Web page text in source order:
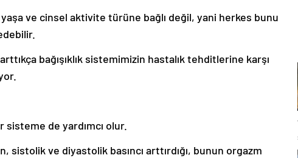
yaşa ve cinsel aktivite türüne bağlı değil, yani herkes bunu
arttıkça bağışıklık sistemimizin hastalık tehditlerine karşı
de yardımcı olur.
sistolik ve diyastolik basıncı arttırdığı, bunun orgazm